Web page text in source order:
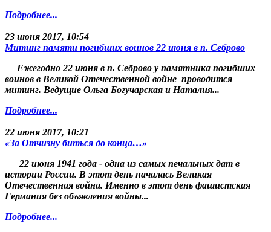
Подробнее...
23 июня 2017, 10:54
Митинг памяти погибших воинов 22 июня в п. Себрово
Ежегодно 22 июня в п. Себрово у памятника погибших
воинов в Великой Отечественной войне проводится
митинг. Ведущие Ольга Богучарская и Наталия...
Подробнее...
22 июня 2017, 10:21
«За Отчизну биться до конца…»
22 июня 1941 года - одна из самых печальных дат в
истории России. В этот день началась Великая
Отечественная война. Именно в этот день фашистская
Германия без объявления войны...
Подробнее...